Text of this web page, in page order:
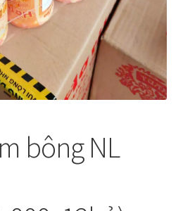
bông NL